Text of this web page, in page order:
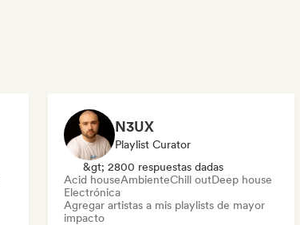
N3UX
Playlist Curator
&gt; 2800 respuestas dadas
Acid houseAmbienteChill outDeep house
Electrónica
Agregar artistas a mis playlists de mayor
impacto